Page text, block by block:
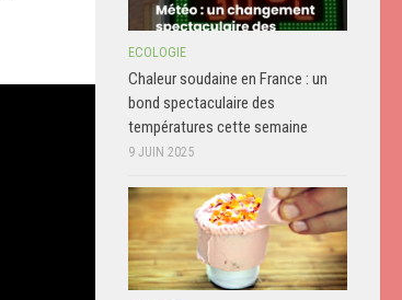
ECOLOGIE
Chaleur soudaine en France : un
bond spectaculaire des
températures cette semaine
9 JUIN 2025